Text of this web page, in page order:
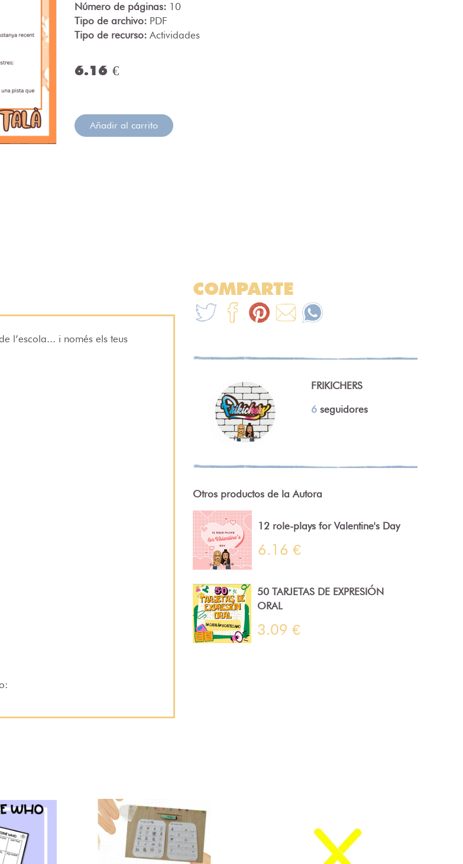
Número de páginas: 10
Tipo de archivo: PDF
Tipo de recurso: Actividades
6.16 €
Añadir al carrito
l’escola... i només els teus
COMPARTE
FRIKICHERS
6 seguidores
Otros productos de la Autora
12 role-plays for Valentine's Day
6.16 €
50 TARJETAS DE EXPRESIÓN
ORAL
3.09 €